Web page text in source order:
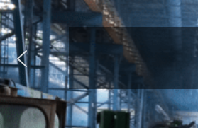
meets history
Plant